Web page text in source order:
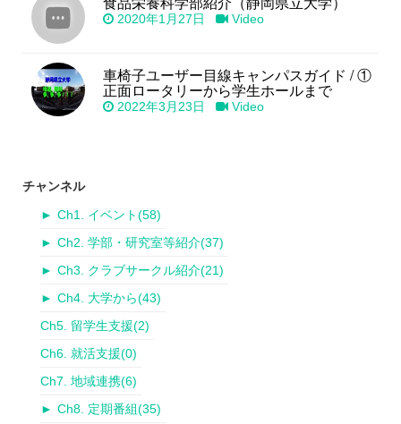
2020年1月27日 Video
車椅子ユーザー目線キャンパスガイド / ①
正面ロータリーから学生ホールまで
2022年3月23日 Video
チャンネル
► Ch1. イベント(58)
► Ch2. 学部・研究室等紹介(37)
► Ch3. クラブサークル紹介(21)
► Ch4. 大学から(43)
Ch5. 留学生支援(2)
Ch6. 就活支援(0)
Ch7. 地域連携(6)
► Ch8. 定期番組(35)